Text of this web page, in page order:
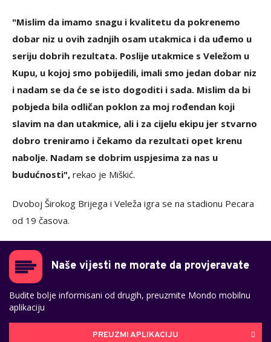
"Mislim da imamo snagu i kvalitetu da pokrenemo
dobar niz u ovih zadnjih osam utakmica i da uđemo u
seriju dobrih rezultata. Poslije utakmice s Veležom u
Kupu, u kojoj smo pobijedili, imali smo jedan dobar niz
i nadam se da će se isto dogoditi i sada. Mislim da bi
pobjeda bila odličan poklon za moj rođendan koji
slavim na dan utakmice, ali i za cijelu ekipu jer stvarno
dobro treniramo i čekamo da rezultati opet krenu
nabolje. Nadam se dobrim uspjesima za nas u
budućnosti", rekao je Miškić.
Dvoboj Širokog Brijega i Veleža igra se na stadionu Pecara
od 19 časova.
Naše vijesti ne morate da provjeravate
Budite bolje informisani od drugih, preuzmite Mondo mobilnu
aplikaciju
PREUZMI APLIKACIJU